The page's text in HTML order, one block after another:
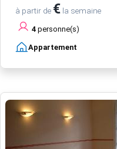
à partir de € la semaine
4 personne(s)
Appartement